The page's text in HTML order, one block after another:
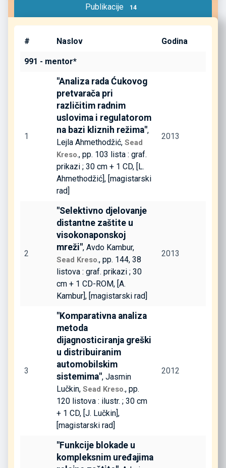
Publikacije 14
# Naslov Godina
991 - mentor*
1
"Analiza rada Ćukovog
pretvarača pri
različitim radnim
uslovima i regulatorom
na bazi kliznih režima",
Lejla Ahmethodžić, Sead
Kreso., pp. 103 lista : graf.
prikazi ; 30 cm + 1 CD, [L.
Ahmethodžić], [magistarski
rad]
2013
2
"Selektivno djelovanje
distantne zaštite u
visokonaponskoj
mreži", Avdo Kambur,
Sead Kreso., pp. 144, 38
listova : graf. prikazi ; 30
cm + 1 CD-ROM, [A.
Kambur], [magistarski rad]
2013
3
"Komparativna analiza
metoda
dijagnosticiranja greški
u distribuiranim
automobilskim
sistemima", Jasmin
Lučkin, Sead Kreso., pp.
120 listova : ilustr. ; 30 cm
+ 1 CD, [J. Lučkin],
[magistarski rad]
2012
"Funkcije blokade u
kompleksnim uređajima